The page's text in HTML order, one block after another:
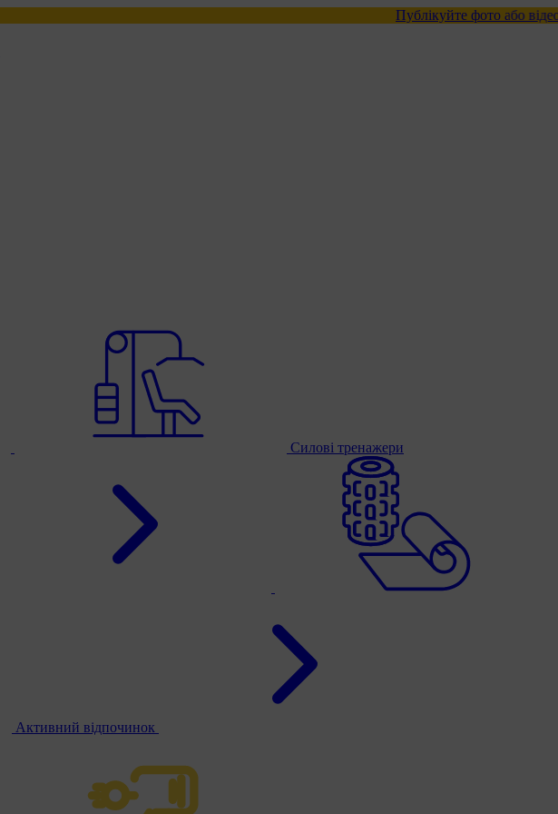
Публікуйте фото або відео з нашими
Силові тренажери
Активний відпочинок